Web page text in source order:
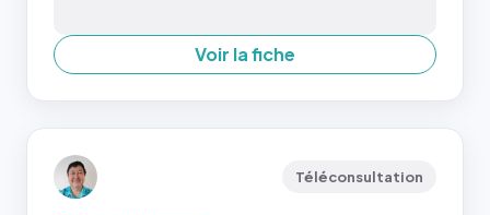
Voir la fiche
Téléconsultation